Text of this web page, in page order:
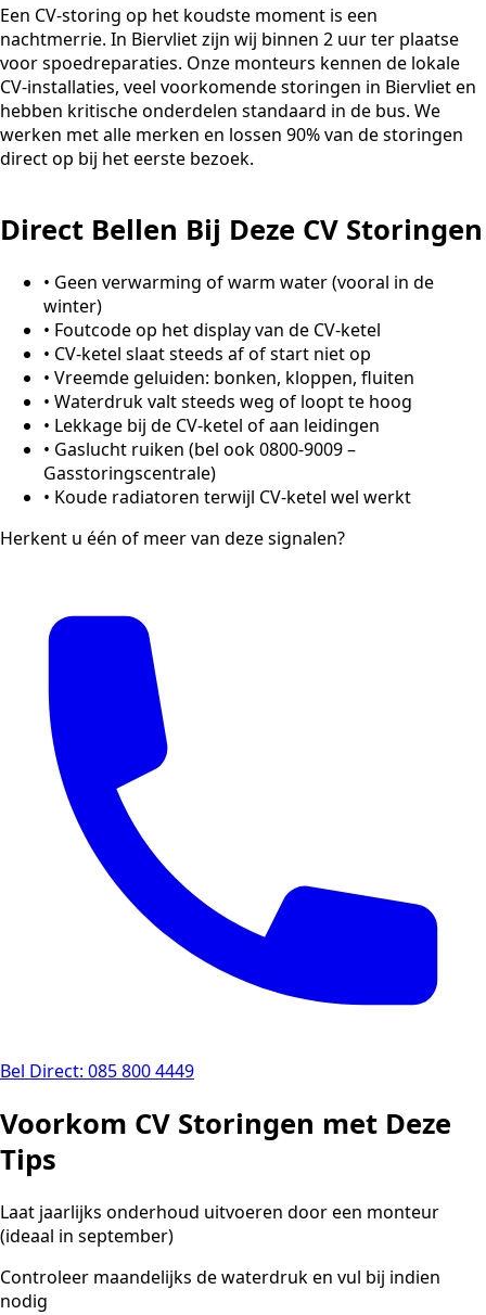
Een CV-storing op het koudste moment is een
nachtmerrie. In Biervliet zijn wij binnen 2 uur ter plaatse
voor spoedreparaties. Onze monteurs kennen de lokale
CV-installaties, veel voorkomende storingen in Biervliet en
hebben kritische onderdelen standaard in de bus. We
werken met alle merken en lossen 90% van de storingen
direct op bij het eerste bezoek.
Direct Bellen Bij Deze CV Storingen
• Geen verwarming of warm water (vooral in de
winter)
• Foutcode op het display van de CV-ketel
• CV-ketel slaat steeds af of start niet op
• Vreemde geluiden: bonken, kloppen, fluiten
• Waterdruk valt steeds weg of loopt te hoog
• Lekkage bij de CV-ketel of aan leidingen
• Gaslucht ruiken (bel ook 0800-9009 –
Gasstoringscentrale)
• Koude radiatoren terwijl CV-ketel wel werkt
Herkent u één of meer van deze signalen?
Bel Direct: 085 800 4449
Voorkom CV Storingen met Deze
Tips
Laat jaarlijks onderhoud uitvoeren door een monteur
(ideaal in september)
Controleer maandelijks de waterdruk en vul bij indien
nodig